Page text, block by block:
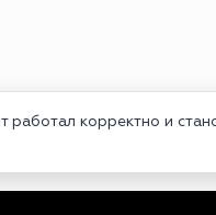
работал корректно и